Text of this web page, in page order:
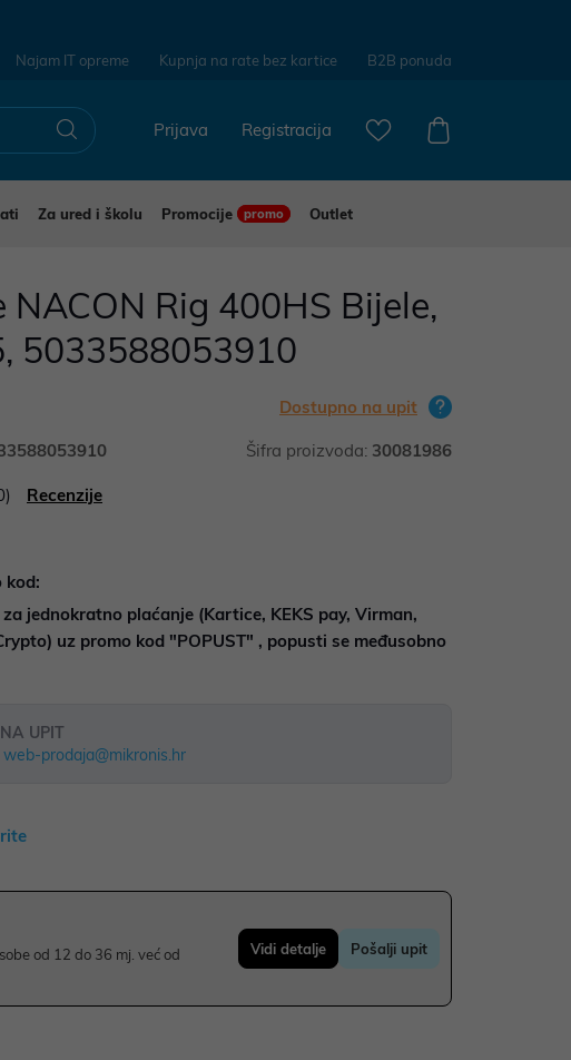
Najam IT opreme Kupnja na rate bez kartice B2B ponuda
Registracija
Prijava
Za ured i školu Promocije promo
Outlet
NACON Rig 400HS Bijele,
5033588053910
Dostupno na upit
Šifra proizvoda: 30081986
Recenzije
kod:
jednokratno plaćanje (Kartice, KEKS pay, Virman,
uz promo kod "POPUST" , popusti se međusobno
UPIT
web-prodaja@mikronis.hr
od 12 do 36 mj. već od Vidi detalje Pošalji upit